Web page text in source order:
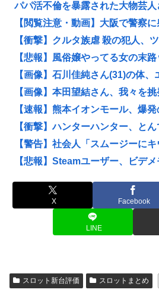
パパ活不倫を暴露された大物芸人
【閲覧注意・動画】大阪で警察
【衝撃】クルタ族虐 殺の犯人、
【悲報】風俗嬢やってる女の末
【画像】石川佳純さん(31)の体、
【画像】本田望結さん、我々を
【速報】熊本イオンモール、爆
【衝撃】ハンターハンター、と
【警告】社会人「スムージーに
【悲報】Steamユーザー、ビデメ
X Facebook
LINE
スロット新台評価 スロットまとめ